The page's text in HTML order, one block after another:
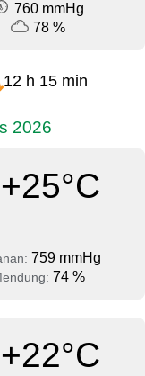
760 mmHg
78 %
12 h 15 min
2026
+25°C
759 mmHg
74 %
+22°C